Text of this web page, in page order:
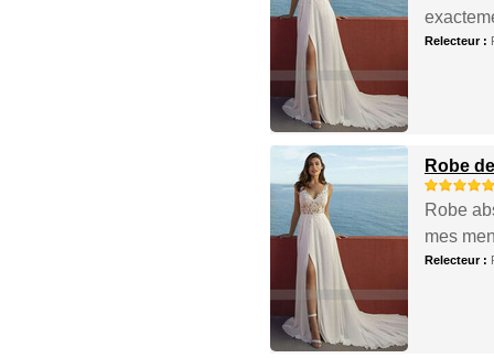
Relecteur :
Robe
Robe
mes
Relecteur :